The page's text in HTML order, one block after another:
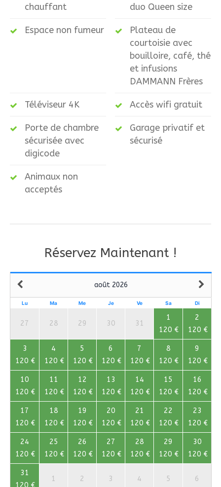
chauffant
duo Queen size
Espace non fumeur
Plateau de
courtoisie avec
bouilloire, café, thé
et infusions
DAMMANN Frères
Téléviseur 4K Accès wifi gratuit
Porte de chambre
sécurisée avec
digicode
Garage privatif et
sécurisé
Animaux non
acceptés
Réservez Maintenant !
août 2026
Lu Ma Me Je Ve Sa Di
27 28 29 30 31
1
120 €
2
120 €
3
120 €
4
120 €
5
120 €
6
120 €
7
120 €
8
120 €
9
120 €
10
120 €
11
120 €
12
120 €
13
120 €
14
120 €
15
120 €
16
120 €
17
120 €
18
120 €
19
120 €
20
120 €
21
120 €
22
120 €
23
120 €
24
120 €
25
120 €
26
120 €
27
120 €
28
120 €
29
120 €
30
120 €
31
120 €
1 2 3 4 5 6